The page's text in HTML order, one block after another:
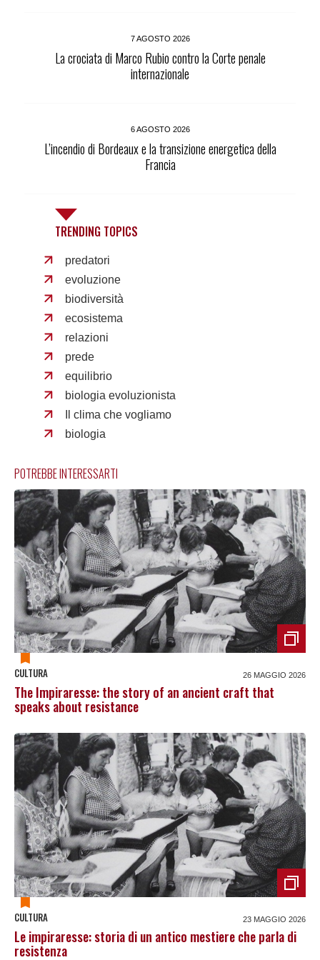
7 AGOSTO 2026
La crociata di Marco Rubio contro la Corte penale
internazionale
6 AGOSTO 2026
L’incendio di Bordeaux e la transizione energetica della
Francia
TRENDING TOPICS
predatori
evoluzione
biodiversità
ecosistema
relazioni
prede
equilibrio
biologia evoluzionista
Il clima che vogliamo
biologia
POTREBBE INTERESSARTI
CULTURA 26 MAGGIO 2026
The Impiraresse: the story of an ancient craft that
speaks about resistance
CULTURA 23 MAGGIO 2026
Le impiraresse: storia di un antico mestiere che parla di
resistenza